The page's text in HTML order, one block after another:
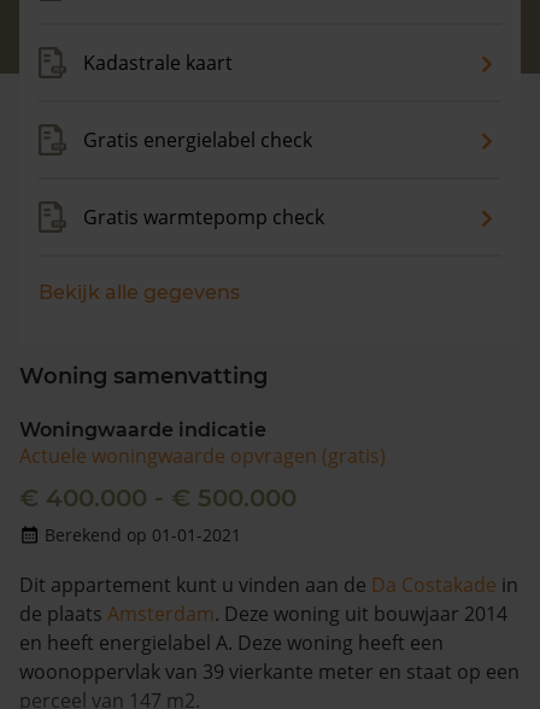
Kadastrale kaart
Gratis energielabel check
Gratis warmtepomp check
Bekijk alle gegevens
Woning samenvatting
Woningwaarde indicatie
Actuele woningwaarde opvragen (gratis)
€ 400.000 - € 500.000
Berekend op 01-01-2021
Dit appartement kunt u vinden aan de Da Costakade in
de plaats Amsterdam. Deze woning uit bouwjaar 2014
en heeft energielabel A. Deze woning heeft een
woonoppervlak van 39 vierkante meter en staat op een
perceel van 147 m2.